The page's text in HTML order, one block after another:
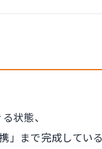
状態、
まで完成してい